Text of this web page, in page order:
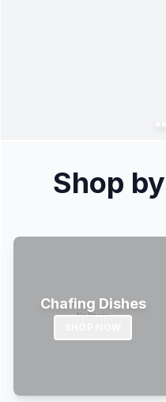
Shop
Chafing Dishes